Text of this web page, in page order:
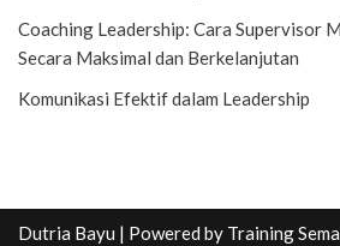
Coaching Leadership: Cara Supervisor
Secara Maksimal dan Berkelanjutan
Komunikasi Efektif dalam Leadership
Dutria Bayu | Powered by Training